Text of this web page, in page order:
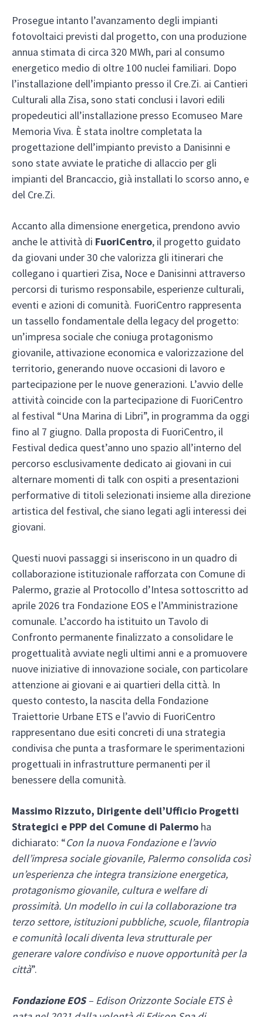
Prosegue intanto l’avanzamento degli impianti
fotovoltaici previsti dal progetto, con una produzione
annua stimata di circa 320 MWh, pari al consumo
energetico medio di oltre 100 nuclei familiari. Dopo
l’installazione dell’impianto presso il Cre.Zi. ai Cantieri
Culturali alla Zisa, sono stati conclusi i lavori edili
propedeutici all’installazione presso Ecomuseo Mare
Memoria Viva. È stata inoltre completata la
progettazione dell’impianto previsto a Danisinni e
sono state avviate le pratiche di allaccio per gli
impianti del Brancaccio, già installati lo scorso anno, e
del Cre.Zi.
Accanto alla dimensione energetica, prendono avvio
anche le attività di FuoriCentro, il progetto guidato
da giovani under 30 che valorizza gli itinerari che
collegano i quartieri Zisa, Noce e Danisinni attraverso
percorsi di turismo responsabile, esperienze culturali,
eventi e azioni di comunità. FuoriCentro rappresenta
un tassello fondamentale della legacy del progetto:
un’impresa sociale che coniuga protagonismo
giovanile, attivazione economica e valorizzazione del
territorio, generando nuove occasioni di lavoro e
partecipazione per le nuove generazioni. L’avvio delle
attività coincide con la partecipazione di FuoriCentro
al festival “Una Marina di Libri”, in programma da oggi
fino al 7 giugno. Dalla proposta di FuoriCentro, il
Festival dedica quest’anno uno spazio all’interno del
percorso esclusivamente dedicato ai giovani in cui
alternare momenti di talk con ospiti a presentazioni
performative di titoli selezionati insieme alla direzione
artistica del festival, che siano legati agli interessi dei
giovani.
Questi nuovi passaggi si inseriscono in un quadro di
collaborazione istituzionale rafforzata con Comune di
Palermo, grazie al Protocollo d’Intesa sottoscritto ad
aprile 2026 tra Fondazione EOS e l’Amministrazione
comunale. L’accordo ha istituito un Tavolo di
Confronto permanente finalizzato a consolidare le
progettualità avviate negli ultimi anni e a promuovere
nuove iniziative di innovazione sociale, con particolare
attenzione ai giovani e ai quartieri della città. In
questo contesto, la nascita della Fondazione
Traiettorie Urbane ETS e l’avvio di FuoriCentro
rappresentano due esiti concreti di una strategia
condivisa che punta a trasformare le sperimentazioni
progettuali in infrastrutture permanenti per il
benessere della comunità.
Massimo Rizzuto, Dirigente dell’Ufficio Progetti
Strategici e PPP del Comune di Palermo ha
dichiarato: “Con la nuova Fondazione e l’avvio
dell’impresa sociale giovanile, Palermo consolida così
un’esperienza che integra transizione energetica,
protagonismo giovanile, cultura e welfare di
prossimità. Un modello in cui la collaborazione tra
terzo settore, istituzioni pubbliche, scuole, filantropia
e comunità locali diventa leva strutturale per
generare valore condiviso e nuove opportunità per la
città”.
Fondazione EOS– Edison Orizzonte Sociale ETS è